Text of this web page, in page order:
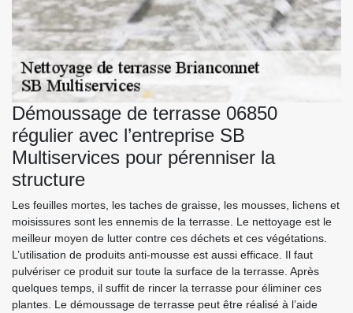
Démoussage de terrasse 06850
régulier avec l’entreprise SB
Multiservices pour pérenniser la
structure
Les feuilles mortes, les taches de graisse, les mousses, lichens et
moisissures sont les ennemis de la terrasse. Le nettoyage est le
meilleur moyen de lutter contre ces déchets et ces végétations.
L’utilisation de produits anti-mousse est aussi efficace. Il faut
pulvériser ce produit sur toute la surface de la terrasse. Après
quelques temps, il suffit de rincer la terrasse pour éliminer ces
plantes. Le démoussage de terrasse peut être réalisé à l’aide